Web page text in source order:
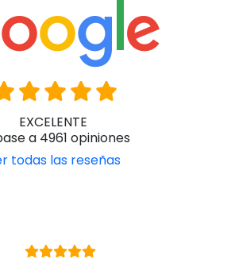
EXCELENTE
a 4961 opiniones
todas las reseñas